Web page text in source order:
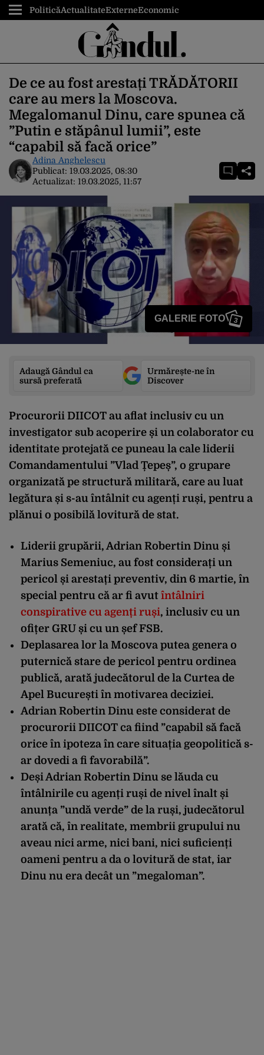
PoliticăActualitateExterneEconomic
De ce au fost arestați TRĂDĂTORII
care au mers la Moscova.
Megalomanul Dinu, care spunea că
”Putin e stăpânul lumii”, este
“capabil să facă orice”
Adina Anghelescu
Publicat: 19.03.2025, 08:30
Actualizat: 19.03.2025, 11:57
GALERIE FOTO 3
Adaugă Gândul ca
sursă preferată
Urmărește-ne în
Discover
Procurorii DIICOT au aflat inclusiv cu un
investigator sub acoperire și un colaborator cu
identitate protejată ce puneau la cale liderii
Comandamentului ”Vlad Țepeș”, o grupare
organizată pe structură militară, care au luat
legătura și s-au întâlnit cu agenți ruși, pentru a
plănui o posibilă lovitură de stat.
Liderii grupării, Adrian Robertin Dinu și
Marius Semeniuc, au fost considerați un
pericol și arestați preventiv, din 6 martie, în
special pentru că ar fi avut întâlniri
conspirative cu agenți ruși, inclusiv cu un
ofițer GRU și cu un șef FSB.
Deplasarea lor la Moscova putea genera o
puternică stare de pericol pentru ordinea
publică, arată judecătorul de la Curtea de
Apel București în motivarea deciziei.
Adrian Robertin Dinu este considerat de
procurorii DIICOT ca fiind ”capabil să facă
orice în ipoteza în care situația geopolitică s-
ar dovedi a fi favorabilă”.
Deși Adrian Robertin Dinu se lăuda cu
întâlnirile cu agenți ruși de nivel înalt și
anunța ”undă verde” de la ruși, judecătorul
arată că, în realitate, membrii grupului nu
aveau nici arme, nici bani, nici suficienți
oameni pentru a da o lovitură de stat, iar
Dinu nu era decât un ”megaloman”.